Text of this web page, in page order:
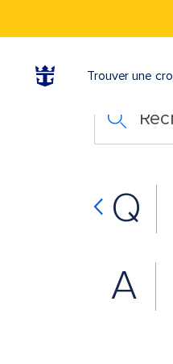
Trouver une
Q
A